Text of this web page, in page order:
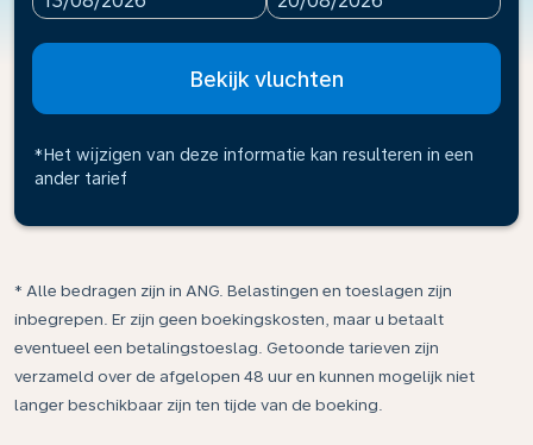
Bekijk vluchten
*Het wijzigen van deze informatie kan resulteren in een
ander tarief
* Alle bedragen zijn in ANG. Belastingen en toeslagen zijn
inbegrepen. Er zijn geen boekingskosten, maar u betaalt
eventueel een betalingstoeslag. Getoonde tarieven zijn
verzameld over de afgelopen 48 uur en kunnen mogelijk niet
langer beschikbaar zijn ten tijde van de boeking.